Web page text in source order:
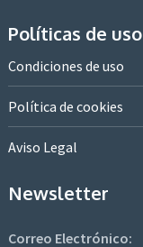
Políticas de uso
Condiciones de uso
Política de cookies
Aviso Legal
Newsletter
Correo Electrónico: